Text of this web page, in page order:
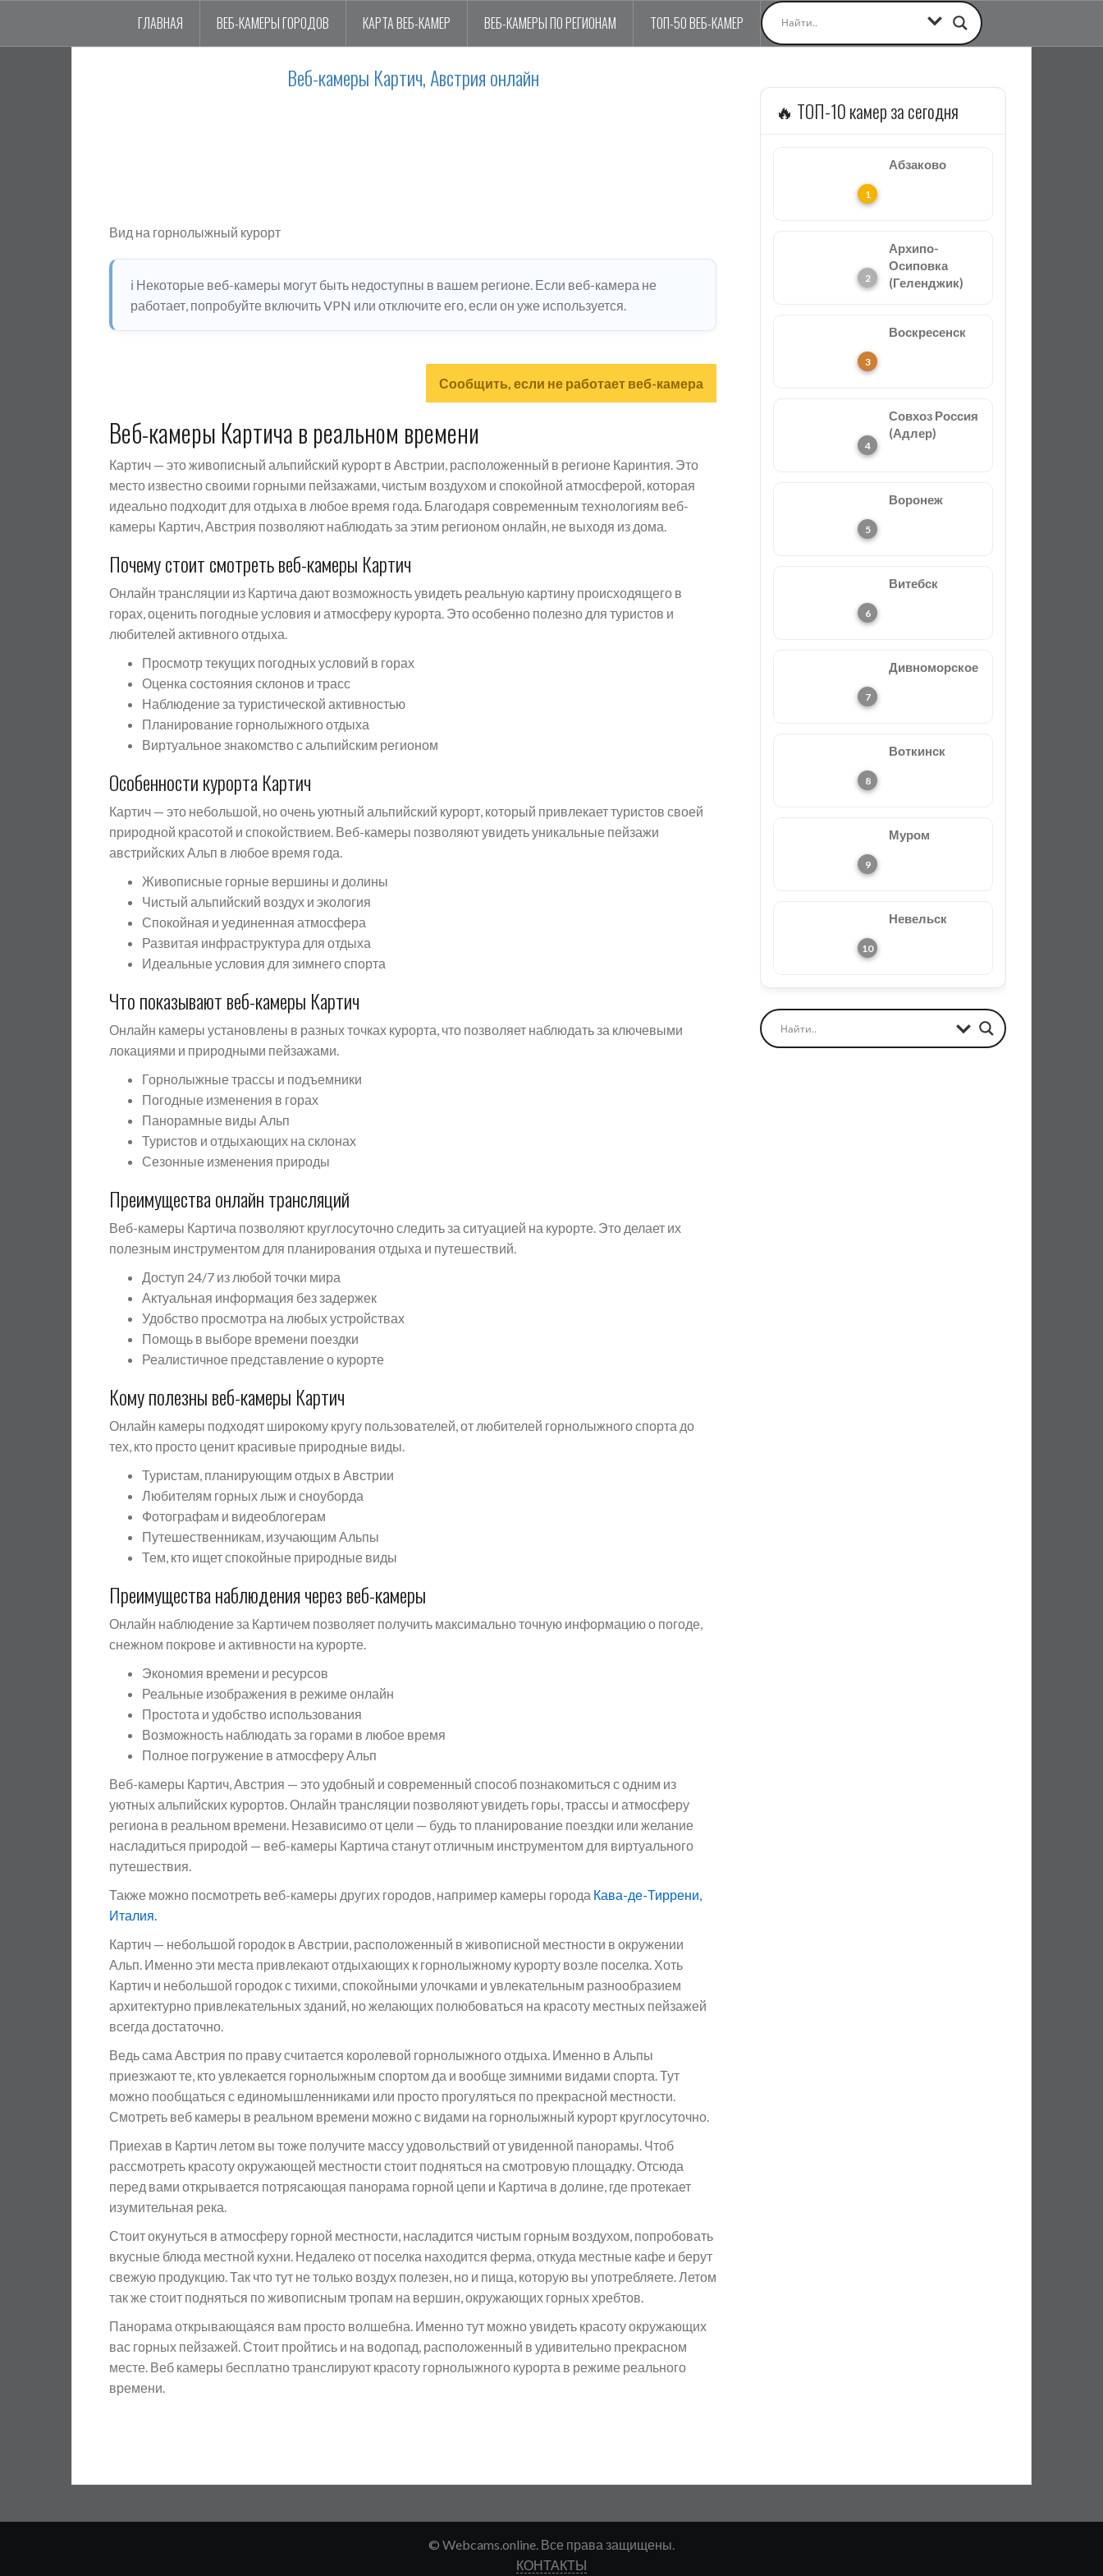
ГЛАВНАЯ ВЕБ-КАМЕРЫ ГОРОДОВ КАРТА ВЕБ-КАМЕР ВЕБ-КАМЕРЫ ПО РЕГИОНАМ ТОП-50 ВЕБ-КАМЕР
Веб-камеры Картич, Австрия онлайн
Вид на горнолыжный курорт
ℹ️ Некоторые веб-камеры могут быть недоступны в вашем регионе. Если веб-камера не
работает, попробуйте включить VPN или отключите его, если он уже используется.
Сообщить, если не работает веб-камера
Веб-камеры Картича в реальном времени
Картич — это живописный альпийский курорт в Австрии, расположенный в регионе Каринтия. Это
место известно своими горными пейзажами, чистым воздухом и спокойной атмосферой, которая
идеально подходит для отдыха в любое время года. Благодаря современным технологиям веб-
камеры Картич, Австрия позволяют наблюдать за этим регионом онлайн, не выходя из дома.
Почему стоит смотреть веб-камеры Картич
Онлайн трансляции из Картича дают возможность увидеть реальную картину происходящего в
горах, оценить погодные условия и атмосферу курорта. Это особенно полезно для туристов и
любителей активного отдыха.
Просмотр текущих погодных условий в горах
Оценка состояния склонов и трасс
Наблюдение за туристической активностью
Планирование горнолыжного отдыха
Виртуальное знакомство с альпийским регионом
Особенности курорта Картич
Картич — это небольшой, но очень уютный альпийский курорт, который привлекает туристов своей
природной красотой и спокойствием. Веб-камеры позволяют увидеть уникальные пейзажи
австрийских Альп в любое время года.
Живописные горные вершины и долины
Чистый альпийский воздух и экология
Спокойная и уединенная атмосфера
Развитая инфраструктура для отдыха
Идеальные условия для зимнего спорта
Что показывают веб-камеры Картич
Онлайн камеры установлены в разных точках курорта, что позволяет наблюдать за ключевыми
локациями и природными пейзажами.
Горнолыжные трассы и подъемники
Погодные изменения в горах
Панорамные виды Альп
Туристов и отдыхающих на склонах
Сезонные изменения природы
Преимущества онлайн трансляций
Веб-камеры Картича позволяют круглосуточно следить за ситуацией на курорте. Это делает их
полезным инструментом для планирования отдыха и путешествий.
Доступ 24/7 из любой точки мира
Актуальная информация без задержек
Удобство просмотра на любых устройствах
Помощь в выборе времени поездки
Реалистичное представление о курорте
Кому полезны веб-камеры Картич
Онлайн камеры подходят широкому кругу пользователей, от любителей горнолыжного спорта до
тех, кто просто ценит красивые природные виды.
Туристам, планирующим отдых в Австрии
Любителям горных лыж и сноуборда
Фотографам и видеоблогерам
Путешественникам, изучающим Альпы
Тем, кто ищет спокойные природные виды
Преимущества наблюдения через веб-камеры
Онлайн наблюдение за Картичем позволяет получить максимально точную информацию о погоде,
снежном покрове и активности на курорте.
Экономия времени и ресурсов
Реальные изображения в режиме онлайн
Простота и удобство использования
Возможность наблюдать за горами в любое время
Полное погружение в атмосферу Альп
Веб-камеры Картич, Австрия — это удобный и современный способ познакомиться с одним из
уютных альпийских курортов. Онлайн трансляции позволяют увидеть горы, трассы и атмосферу
региона в реальном времени. Независимо от цели — будь то планирование поездки или желание
насладиться природой — веб-камеры Картича станут отличным инструментом для виртуального
путешествия.
Также можно посмотреть веб-камеры других городов, например камеры города Кава-де-Тиррени,
Италия.
Картич — небольшой городок в Австрии, расположенный в живописной местности в окружении
Альп. Именно эти места привлекают отдыхающих к горнолыжному курорту возле поселка. Хоть
Картич и небольшой городок с тихими, спокойными улочками и увлекательным разнообразием
архитектурно привлекательных зданий, но желающих полюбоваться на красоту местных пейзажей
всегда достаточно.
Ведь сама Австрия по праву считается королевой горнолыжного отдыха. Именно в Альпы
приезжают те, кто увлекается горнолыжным спортом да и вообще зимними видами спорта. Тут
можно пообщаться с единомышленниками или просто прогуляться по прекрасной местности.
Смотреть веб камеры в реальном времени можно с видами на горнолыжный курорт круглосуточно.
Приехав в Картич летом вы тоже получите массу удовольствий от увиденной панорамы. Чтоб
рассмотреть красоту окружающей местности стоит подняться на смотровую площадку. Отсюда
перед вами открывается потрясающая панорама горной цепи и Картича в долине, где протекает
изумительная река.
Стоит окунуться в атмосферу горной местности, насладится чистым горным воздухом, попробовать
вкусные блюда местной кухни. Недалеко от поселка находится ферма, откуда местные кафе и берут
свежую продукцию. Так что тут не только воздух полезен, но и пища, которую вы употребляете. Летом
так же стоит подняться по живописным тропам на вершин, окружающих горных хребтов.
Панорама открывающаяся вам просто волшебна. Именно тут можно увидеть красоту окружающих
вас горных пейзажей. Стоит пройтись и на водопад, расположенный в удивительно прекрасном
месте. Веб камеры бесплатно транслируют красоту горнолыжного курорта в режиме реального
времени.
🔥 ТОП-10 камер за сегодня
Абзаково
Архипо-
Осиповка
(Геленджик)
Воскресенск
Совхоз Россия
(Адлер)
Воронеж
Витебск
Дивноморское
Воткинск
Муром
Невельск
© Webcams.online. Все права защищены.
КОНТАКТЫ